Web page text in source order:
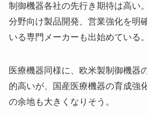
制御機器各社の先行き期待は高い
分野向け製品開発、営業強化を明
いる専門メーカーも出始めている。
医療機器同様に、欧米製制御機器
的高いが、国産医療機器の育成強
の余地も大きくなりそう。